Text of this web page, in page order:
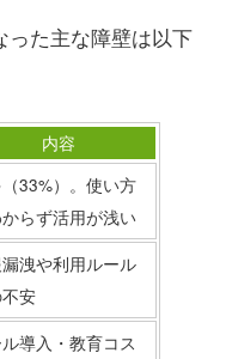
った主な障壁は以下
内容
33%）。使い方
らず活用が浅い
洩や利用ルール
安
導入・教育コス